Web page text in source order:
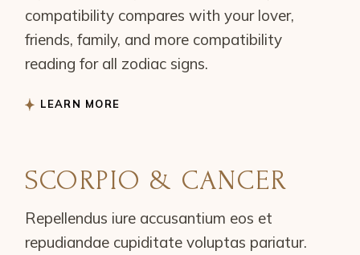
compatibility compares with your lover,
friends, family, and more compatibility
reading for all zodiac signs.
LEARN MORE
SCORPIO & CANCER
Repellendus iure accusantium eos et
repudiandae cupiditate voluptas pariatur.